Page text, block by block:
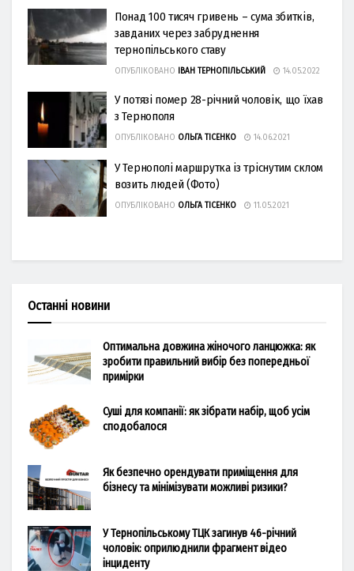
Понад 100 тисяч гривень – сума збитків,
завданих через забруднення
тернопільського ставу
ОПУБЛІКОВАНО ІВАН ТЕРНОПІЛЬСЬКИЙ 14.05.2022
У потязі помер 28-річний чоловік, що їхав
з Тернополя
ОПУБЛІКОВАНО ОЛЬГА ТІСЕНКО 14.06.2021
У Тернополі маршрутка із тріснутим склом
возить людей (Фото)
ОПУБЛІКОВАНО ОЛЬГА ТІСЕНКО 11.05.2021
Останні новини
Оптимальна довжина жіночого ланцюжка: як
зробити правильний вибір без попередньої
примірки
Суші для компанії: як зібрати набір, щоб усім
сподобалося
Як безпечно орендувати приміщення для
бізнесу та мінімізувати можливі ризики?
У Тернопільському ТЦК загинув 46-річний
чоловік: оприлюднили фрагмент відео
інциденту